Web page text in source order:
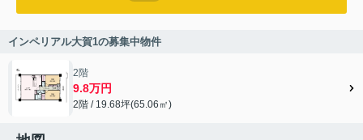
インペリアル大賀1の募集中物件
2階
9.8万円
2階 / 19.68坪(65.06㎡)